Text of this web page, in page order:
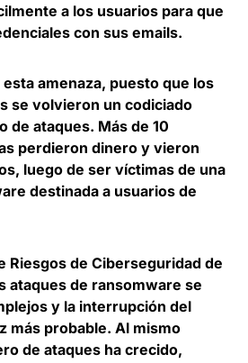
a los usuarios para que
con sus emails.
esta amenaza, puesto que los
se volvieron un codiciado
de ataques. Más de 10
perdieron dinero y vieron
luego de ser víctimas de una
destinada a usuarios de
Riesgos de Ciberseguridad de
ataques de ransomware se
y la interrupción del
más probable. Al mismo
de ataques ha crecido,